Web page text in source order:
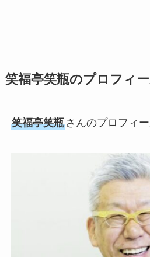
笑福亭笑瓶のプロフィ
笑福亭笑瓶さんのプロフィ